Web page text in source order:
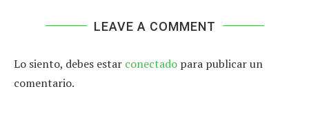
LEAVE A COMMENT
Lo siento, debes estar conectado para publicar un
comentario.